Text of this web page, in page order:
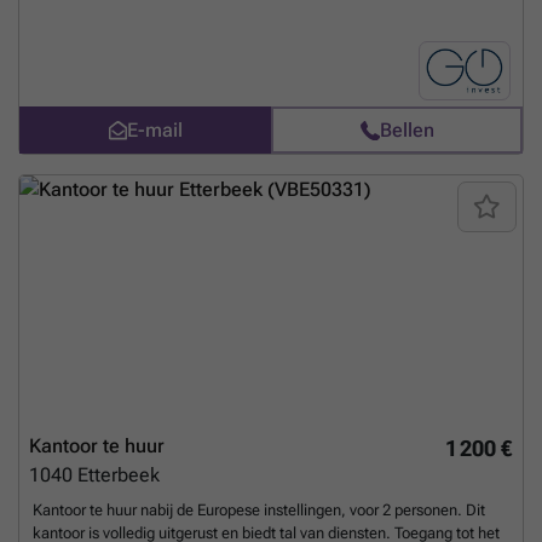
gemeenschappelijke ruimtes (lounge, patio, keuken), postontvangst,
bezoekersonthaal, warme dranken, dagelijkse schoonmaak,
onderhoud, belastingen, verwarming, water en elektriciteit. Een kant-
en-klaar kantoor, elegant, volledig uitgerust, met alle diensten
inbegrepen in de prijs, in het hart van de Louizawijk.
E-mail Bellen
1 200 €
Kantoor te huur
1040 Etterbeek
Kantoor te huur nabij de Europese instellingen, voor 2 personen. Dit
kantoor is volledig uitgerust en biedt tal van diensten. Toegang tot het